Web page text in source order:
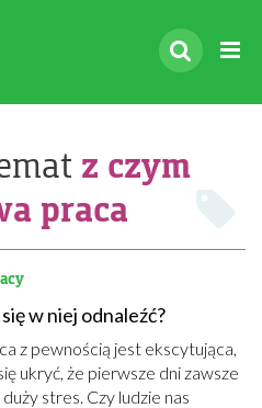
z czym
praca
w niej odnaleźć?
z pewnością jest ekscytująca,
ukryć, że pierwsze dni zawsze
stres. Czy ludzie nas